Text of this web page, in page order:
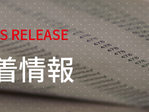
RELEASE
情報